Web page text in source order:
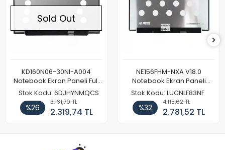
Sold Out
KD160N06-30NI-A004
Notebook Ekran Paneli Full
HD
Stok Kodu: 6DJHYNMQCS
%26
3.131,70 TL
2.319,74 TL
NE156FHM-NXA V18.0
Notebook Ekran Paneli
144Hz
Stok Kodu: LUCNLF83NF
%32
4.115,62 TL
2.781,52 TL